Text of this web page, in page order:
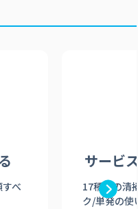
べ
サービ
17種類の清
ク/単発の使